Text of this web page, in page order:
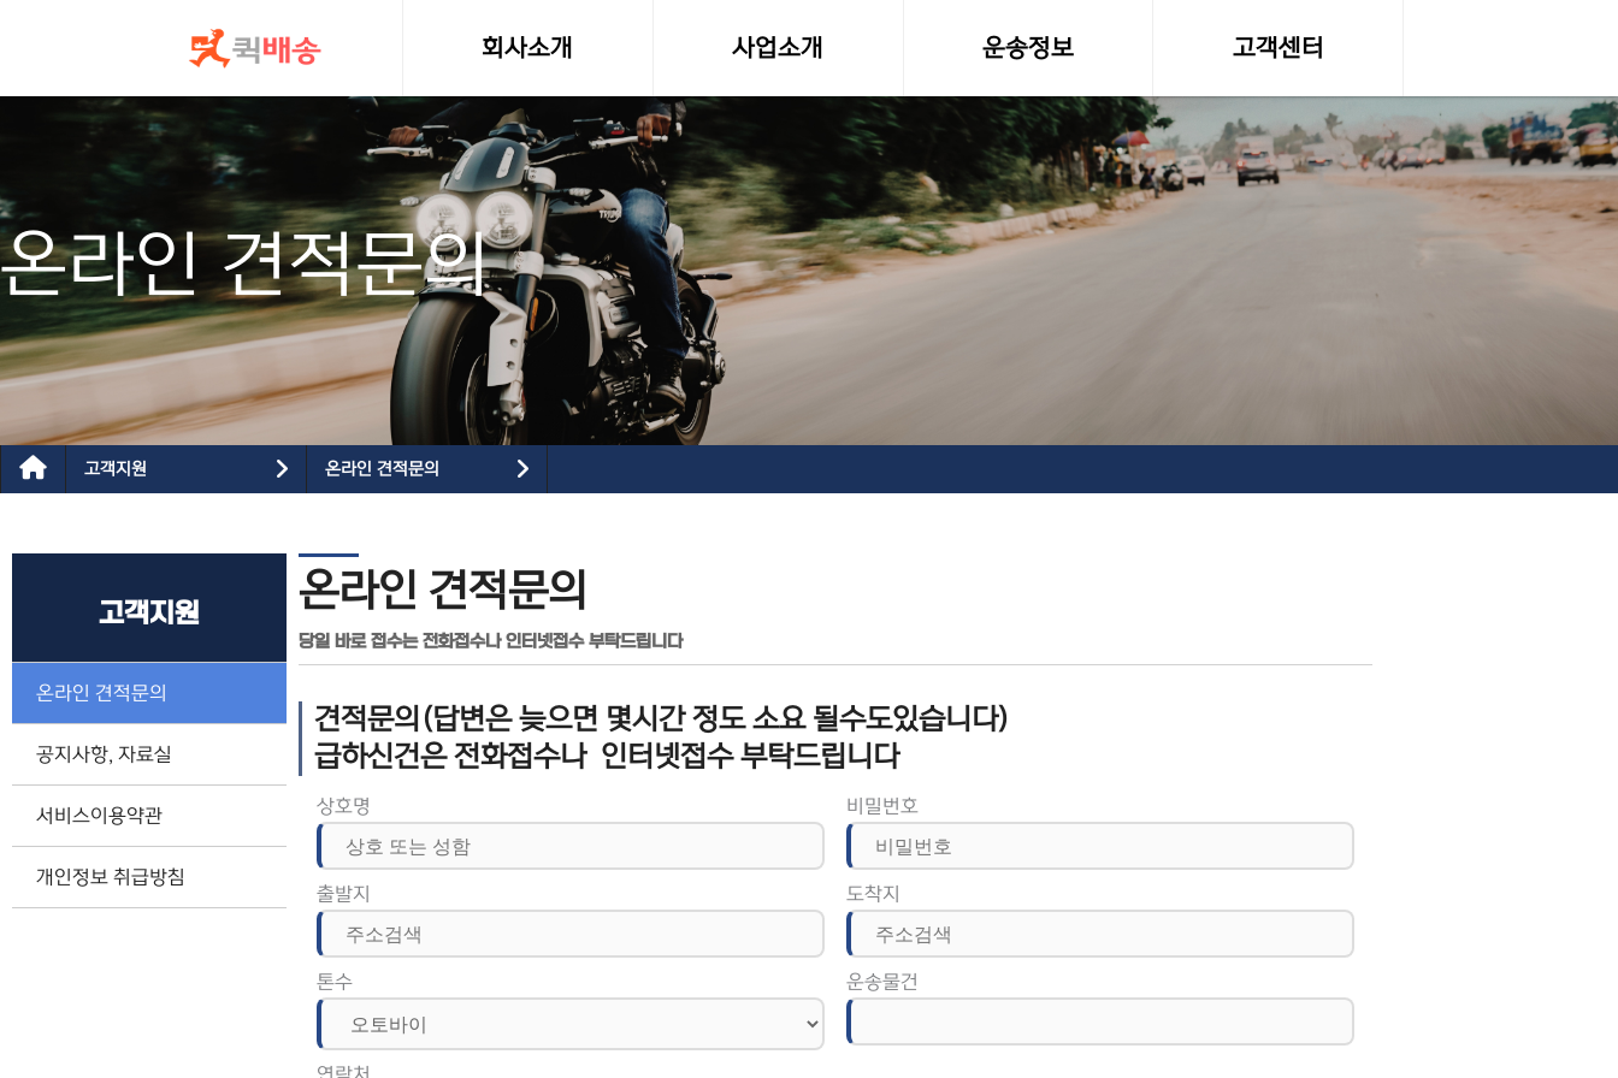
회사소개
인사말
사업소개
소형화물(다마스,라보)
전국화물운송
오토바이퀵사업부
전국당일연계배송
운송정보
화물차량제원
전국화물 운송료조회
화물운송 이용약관
고객센터
온라인 견적문의
공지사항, 자료실
온라인 견적문의
고객지원 온라인 견적문의
고객지원
온라인 견적문의
공지사항, 자료실
서비스이용약관
개인정보 취급방침
온라인 견적문의
당일 바로 접수는 전화접수나 인터넷접수 부탁드립니다
견적문의(답변은 늦으면 몇시간 정도 소요 될수도있습니다)
급하신건은 전화접수나 인터넷접수 부탁드립니다
상호명 비밀번호
출발지 도착지
톤수 운송물건